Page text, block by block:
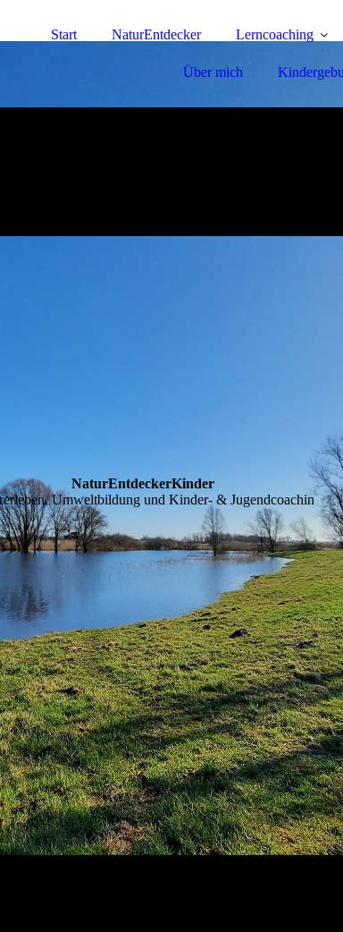
Start NaturEntdecker Lerncoaching
Über mich
NaturEntdeckerKinder
Umweltbildung und Kinder- & Jugendcoachin